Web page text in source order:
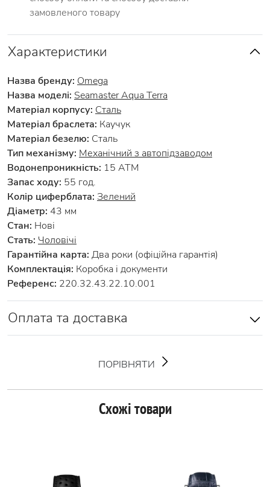
замовленого товару
Характеристики
Назва бренду: Omega
Назва моделі: Seamaster Aqua Terra
Матеріал корпусу: Сталь
Матеріал браслета: Каучук
Матеріал безелю: Сталь
Тип механізму: Механічний з автопідзаводом
Водонепроникність: 15 АТМ
Запас ходу: 55 год.
Колір циферблата: Зелений
Діаметр: 43 мм
Стан: Нові
Стать: Чоловічі
Гарантійна карта: Два роки (офіційна гарантія)
Комплектація: Коробка і документи
Референс: 220.32.43.22.10.001
Оплата та доставка
ПОРІВНЯТИ
Схожі товари